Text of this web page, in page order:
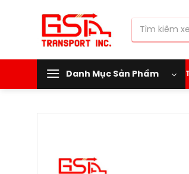
Tìm
Danh Mục Sản Phẩm